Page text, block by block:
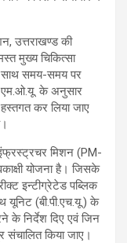
उत्तराखण्ड की
मुख्य चिकित्सा
साथ समय-समय पर
एम.ओ.यू. के अनुसार
हस्तगत कर लिया जाए
मिशन (PM-
योजना है। जिसके
इन्टीग्रेटेड पब्लिक
यूनिट (बी.पी.एच.यू.) के
के निर्देश दिए एवं जिन
संचालित किया जाए।